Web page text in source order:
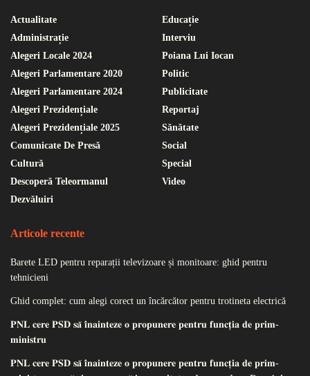
Actualitate
Administrație
Alegeri Locale 2024
Alegeri Parlamentare 2020
Alegeri Parlamentare 2024
Alegeri Prezidențiale
Alegeri Prezidențiale 2025
Comunicate De Presă
Cultură
Descoperă Teleormanul
Dezvăluiri
Educație
Interviu
Poiana Lui Iocan
Politic
Publicitate
Reportaj
Sănătate
Social
Special
Video
Articole recente
Barete LED pentru reparații televizoare și monitoare: ghid pentru
tehnicieni
Ghid complet: cum alegi corect un încărcător pentru trotineta electrică
𝐏𝐍𝐋 𝐜𝐞𝐫𝐞 𝐏𝐒𝐃 𝐬𝐚̆ 𝐢̂𝐧𝐚𝐢𝐧𝐭𝐞𝐳𝐞 𝐨 𝐩𝐫𝐨𝐩𝐮𝐧𝐞𝐫𝐞 𝐩𝐞𝐧𝐭𝐫𝐮 𝐟𝐮𝐧𝐜𝐭̦𝐢𝐚 𝐝𝐞 𝐩𝐫𝐢𝐦-
𝐦𝐢𝐧𝐢𝐬𝐭𝐫𝐮
𝐏𝐍𝐋 𝐜𝐞𝐫𝐞 𝐏𝐒𝐃 𝐬𝐚̆ 𝐢̂𝐧𝐚𝐢𝐧𝐭𝐞𝐳𝐞 𝐨 𝐩𝐫𝐨𝐩𝐮𝐧𝐞𝐫𝐞 𝐩𝐞𝐧𝐭𝐫𝐮 𝐟𝐮𝐧𝐜𝐭̦𝐢𝐚 𝐝𝐞 𝐩𝐫𝐢𝐦-